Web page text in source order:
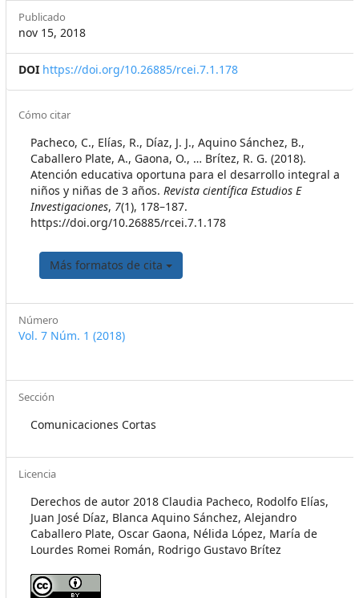
Publicado
nov 15, 2018
DOI https://doi.org/10.26885/rcei.7.1.178
Cómo citar
Pacheco, C., Elías, R., Díaz, J. J., Aquino Sánchez, B.,
Caballero Plate, A., Gaona, O., … Brítez, R. G. (2018).
Atención educativa oportuna para el desarrollo integral a
niños y niñas de 3 años. Revista científica Estudios E
Investigaciones, 7(1), 178–187.
https://doi.org/10.26885/rcei.7.1.178
Más formatos de cita
Número
Vol. 7 Núm. 1 (2018)
Sección
Comunicaciones Cortas
Licencia
Derechos de autor 2018 Claudia Pacheco, Rodolfo Elías,
Juan José Díaz, Blanca Aquino Sánchez, Alejandro
Caballero Plate, Oscar Gaona, Nélida López, María de
Lourdes Romei Román, Rodrigo Gustavo Brítez